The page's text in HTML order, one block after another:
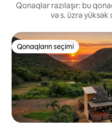
Qonaqlar razılaşır: bu
və s. üzrə
Qonaqların seçimi
Qonaqların seçimi